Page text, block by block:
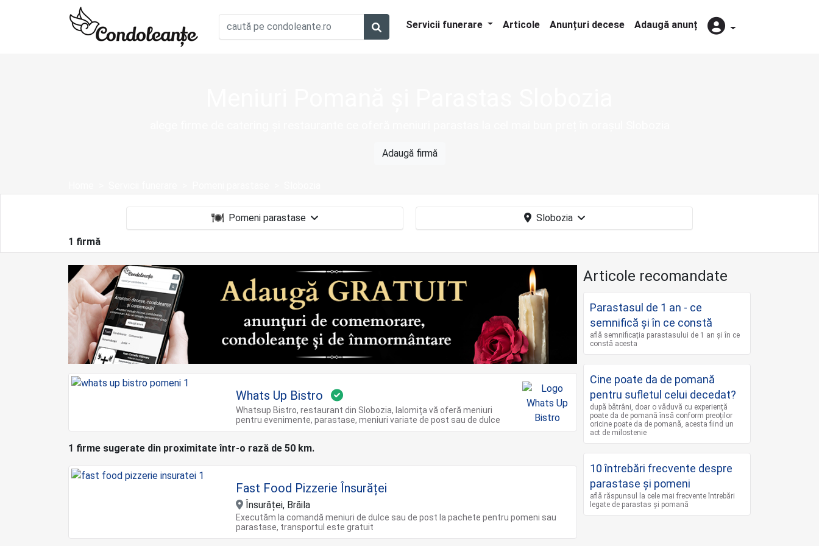
Servicii funerare Articole Anunțuri decese Adaugă anunț
Adaugă firmă
1 firmă
Whats Up Bistro
Whatsup Bistro, restaurant din Slobozia, Ialomița vă oferă meniuri
pentru evenimente, parastase, meniuri variate de post sau de dulce
1 firme sugerate din proximitate într-o rază de 50 km.
Fast Food Pizzerie Însurăței
Însurăței, Brăila
Executăm la comandă meniuri de dulce sau de post la pachete pentru pomeni sau
parastase, transportul este gratuit
Articole recomandate
Parastasul de 1 an - ce
semnifică și în ce constă
află semnificația parastasului de 1 an și în ce
constă acesta
Cine poate da de pomană
pentru sufletul celui decedat?
după bătrâni, doar o văduvă cu experiență
poate da de pomană însă conform preoților
oricine poate da de pomană, acesta fiind un
act de milostenie
10 întrebări frecvente despre
parastase și pomeni
află răspunsul la cele mai frecvente întrebări
legate de parastas și pomană